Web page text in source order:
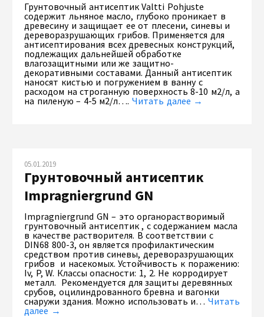
Грунтовочный антисептик Valtti Pohjuste
содержит льняное масло, глубоко проникает в
древесину и защищает ее от плесени, синевы и
дереворазрушающих грибов. Применяется для
антисептирования всех древесных конструкций,
подлежащих дальнейшей обработке
влагозащитными или же защитно-
декоративными составами. Данный антисептик
наносят кистью и погружением в ванну с
расходом на строганную поверхность 8-10 м2/л, а
на пиленую – 4-5 м2/л…. Читать далее →
05.01.2019
Грунтовочный антисептик
Impragniergrund GN
Impragniergrund GN – это органорастворимый
грунтовочный антисептик , с содержанием масла
в качестве растворителя. В соответствии с
DIN68 800-3, он является профилактическим
средством против синевы, дереворазрушающих
грибов и насекомых. Устойчивость к поражению:
Iv, P, W. Классы опасности: 1, 2. Не корродирует
металл. Рекомендуется для защиты деревянных
срубов, оцилиндрованного бревна и вагонки
снаружи здания. Можно использовать и… Читать
далее →